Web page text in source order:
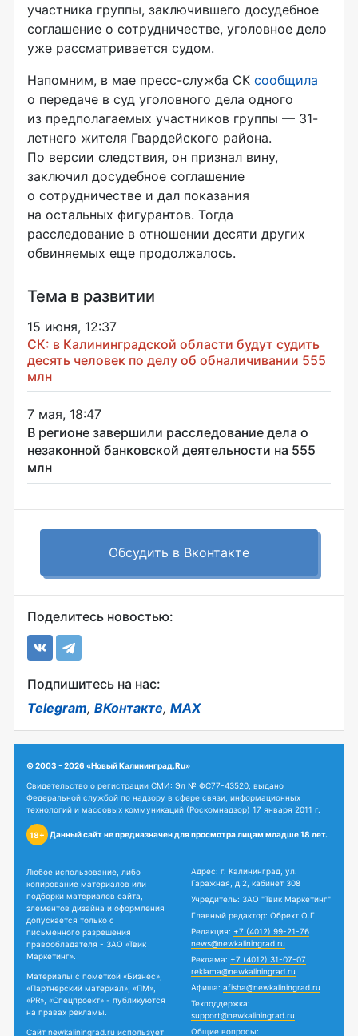
участника группы, заключившего досудебное
соглашение о сотрудничестве, уголовное дело
уже рассматривается судом.
Напомним, в мае пресс-служба СК сообщила
о передаче в суд уголовного дела одного
из предполагаемых участников группы — 31-
летнего жителя Гвардейского района.
По версии следствия, он признал вину,
заключил досудебное соглашение
о сотрудничестве и дал показания
на остальных фигурантов. Тогда
расследование в отношении десяти других
обвиняемых еще продолжалось.
Тема в развитии
15 июня, 12:37
СК: в Калининградской области будут судить
десять человек по делу об обналичивании 555
млн
7 мая, 18:47
В регионе завершили расследование дела о
незаконной банковской деятельности на 555
млн
Обсудить в Вконтакте
Поделитесь новостью:
Подпишитесь на нас:
Telegram, ВКонтакте, MAX
© 2003 - 2026 «Новый Калининград.Ru»
Свидетельство о регистрации СМИ: Эл № ФС77-43520, выдано
Федеральной службой по надзору в сфере связи, информационных
технологий и массовых коммуникаций (Роскомнадзор) 17 января 2011 г.
18+ Данный сайт не предназначен для просмотра лицам младше 18 лет.
Любое использование, либо
копирование материалов или
подборки материалов сайта,
элементов дизайна и оформления
допускается только с
письменного разрешения
правообладателя - ЗАО «Твик
Маркетинг».
Материалы с пометкой «Бизнес»,
«Партнерский материал», «ПМ»,
«PR», «Спецпроект» - публикуются
на правах рекламы.
Сайт newkaliningrad.ru использует
Адрес: г. Калининград, ул.
Гаражная, д.2, кабинет 308
Учредитель: ЗАО "Твик Маркетинг"
Главный редактор: Обрехт О.Г.
Редакция: +7 (4012) 99-21-76
news@newkaliningrad.ru
Реклама: +7 (4012) 31-07-07
reklama@newkaliningrad.ru
Афиша: afisha@newkaliningrad.ru
Техподдержка:
support@newkaliningrad.ru
Общие вопросы: